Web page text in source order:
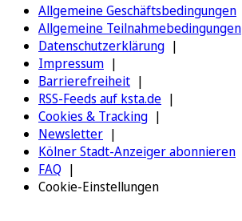
Allgemeine Geschäftsbedingungen
Allgemeine Teilnahmebedingungen
Datenschutzerklärung
Impressum
Barrierefreiheit
RSS-Feeds auf ksta.de
Cookies & Tracking
Newsletter
Kölner Stadt-Anzeiger abonnieren
FAQ
Cookie-Einstellungen